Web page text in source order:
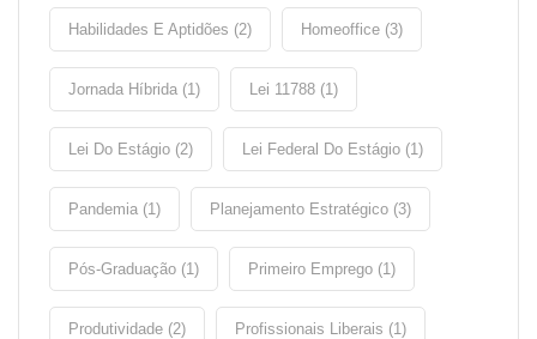
Habilidades E Aptidões (2) Homeoffice (3)
Jornada Híbrida (1) Lei 11788 (1)
Lei Do Estágio (2) Lei Federal Do Estágio (1)
Pandemia (1) Planejamento Estratégico (3)
Pós-Graduação (1) Primeiro Emprego (1)
Produtividade (2) Profissionais Liberais (1)